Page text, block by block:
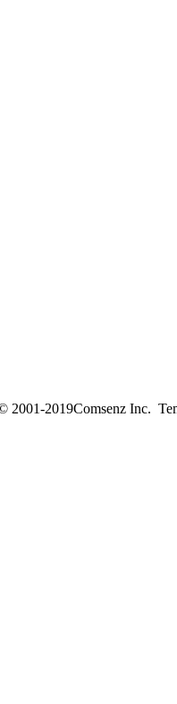
2001-2019Comsenz Inc.